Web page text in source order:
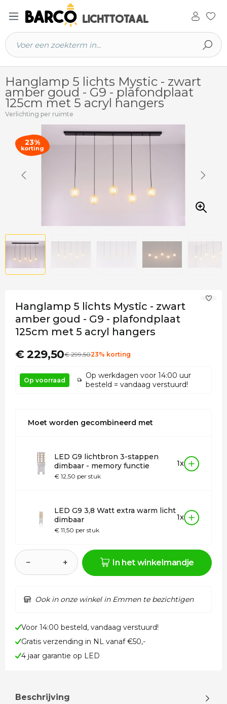
hoofdinhoud
Hanglamp 5 lichts Mystic - zwart
amber goud - G9 - plafondplaat
125cm met 5 acryl hangers
Verlichting per ruimte
23%
korting
Hanglamp 5 lichts Mystic - zwart
amber goud - G9 - plafondplaat
125cm met 5 acryl hangers
€ 229,50€299,5023% korting
Op voorraad
Op werkdagen voor 14:00 uur
besteld = vandaag verstuurd!
Moet worden gecombineerd met
LED G9 lichtbron 3-stappen
dimbaar - memory functie
€ 12,50 per stuk
1x
LED G9 3,8 Watt extra warm licht
dimbaar
€ 11,50 per stuk
1x
− + In het winkelmandje
Ook in onze winkel in Emmen te bezichtigen
Voor 14:00 besteld, vandaag verstuurd!
Gratis verzending in NL vanaf €50,-
4 jaar garantie op LED
Beschrijving